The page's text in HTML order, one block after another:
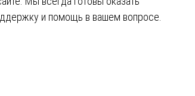
и помощь в вашем вопросе.